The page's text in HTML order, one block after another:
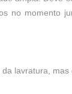
no momento
lavratura, mas